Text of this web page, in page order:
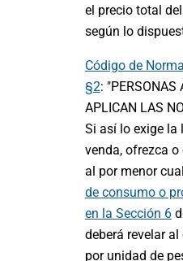
el precio total
según lo
Código de
§2: "PERSONAS
APLICAN LAS
Si así lo exige la
venda, ofrezca
al por menor
de consumo o
en la Sección 6
deberá revelar
por unidad de